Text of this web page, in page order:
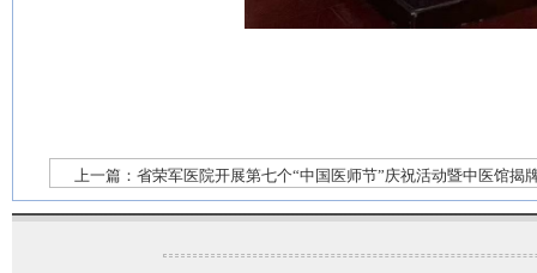
上一篇： 省荣军医院开展第七个“中国医师节”庆祝活动暨中医馆揭